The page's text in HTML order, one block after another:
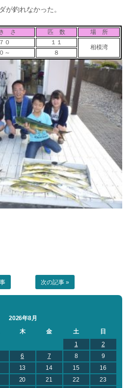
Blog
会社概要
Company
リンク集
Link
が釣れなかった。
さ 匹 数
場 所
０ １１
相模湾
～ ８
次の記事 »
2026年8月
木 金 土
日
1
2
6 7 8
9
13 14 15
16
20 21 22
23